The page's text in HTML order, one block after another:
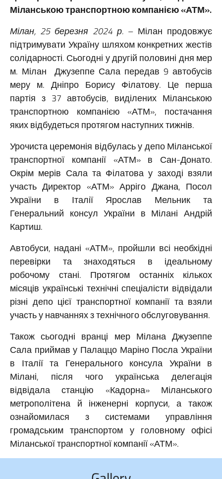
Міланською транспортною компанією «АТМ».
Мілан, 25 березня 2024 р. – Мілан продовжує
підтримувати Україну шляхом конкретних жестів
солідарності. Сьогодні у другій половині дня мер
м. Мілан Джузеппе Сала передав 9 автобусів
меру м. Дніпро Борису Філатову. Це перша
партія з 37 автобусів, виділених Міланською
транспортною компанією «АТМ», постачання
яких відбудеться протягом наступних тижнів.
Урочиста церемонія відбулась у депо Міланської
транспортної компанії «АТМ» в Сан-Донато.
Окрім мерів Сала та Філатова у заході взяли
участь Директор «АТМ» Арріго Джана, Посол
України в Італії Ярослав Мельник та
Генеральний консул України в Мілані Андрій
Картиш.
Автобуси, надані «АТМ», пройшли всі необхідні
перевірки та знаходяться в ідеальному
робочому стані. Протягом останніх кількох
місяців українські технічні спеціалісти відвідали
різні депо цієї транспортної компанії та взяли
участь у навчаннях з технічного обслуговування.
Також сьогодні вранці мер Мілана Джузеппе
Сала приймав у Палаццо Маріно Посла України
в Італії та Генерального консула України в
Мілані, після чого українська делегація
відвідала станцію «Кадорна» Міланського
метрополітена й інженерні корпуси, а також
ознайомилася з системами управління
громадським транспортом у головному офісі
Міланської транспортної компанії «АТМ».